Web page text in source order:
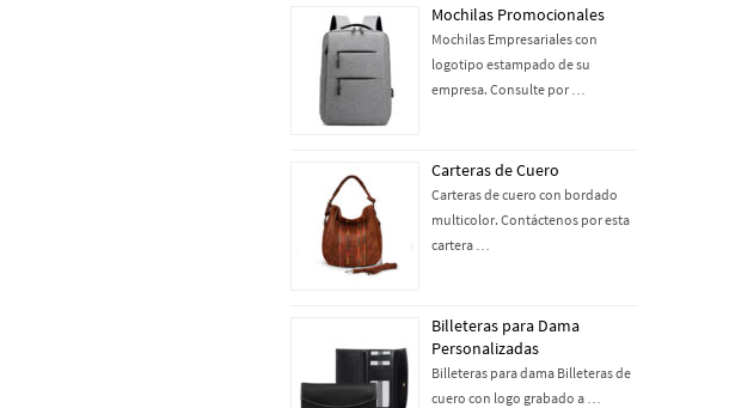
Mochilas Promocionales
Mochilas Empresariales con
logotipo estampado de su
empresa. Consulte por …
Carteras de Cuero
Carteras de cuero con bordado
multicolor. Contáctenos por esta
cartera …
Billeteras para Dama
Personalizadas
Billeteras para dama Billeteras de
cuero con logo grabado a …